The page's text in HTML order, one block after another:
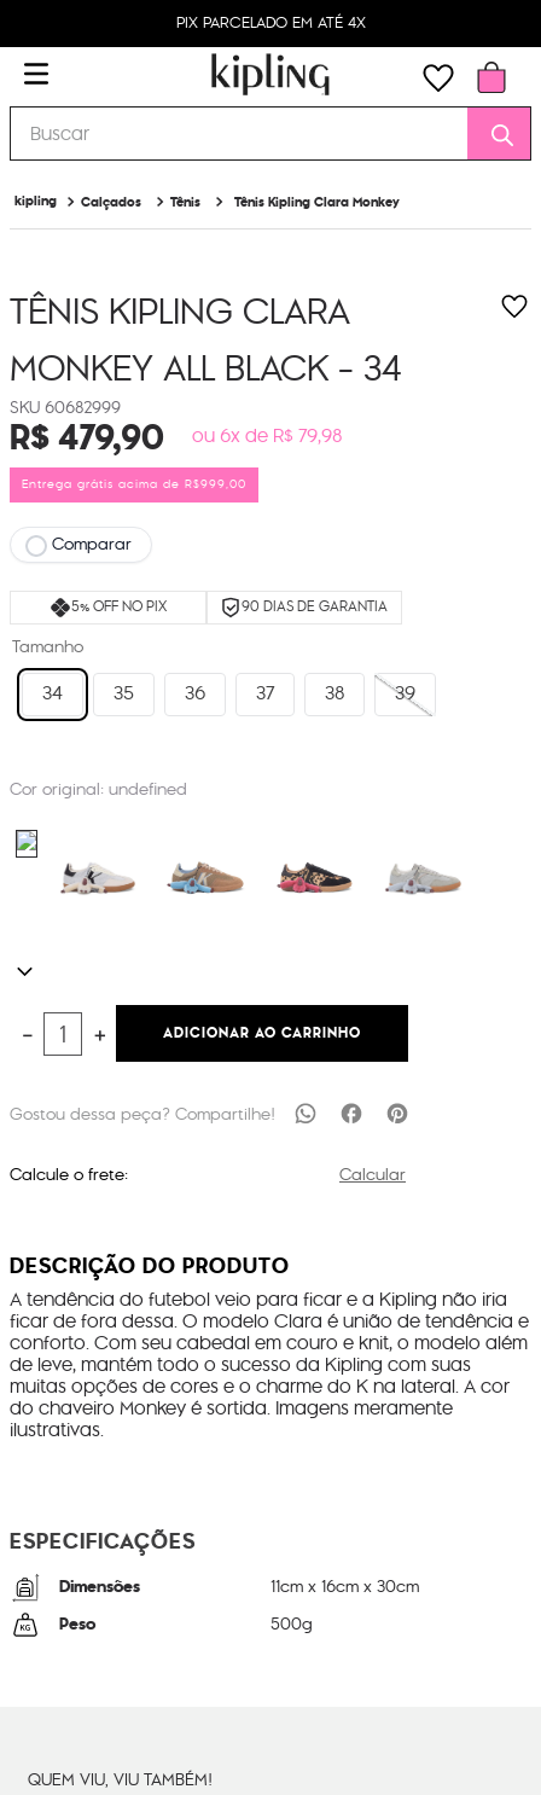
PIX PARCELADO EM ATÉ 4X
Buscar
Calçados Tênis Tênis Kipling Clara Monkey
TÊNIS KIPLING CLARA
MONKEYALL BLACK - 34
60682999
R$479,90 ou 6x de R$ 79,98
Entrega grátis acima de R$999,00
Comparar
5% OFF NO PIX 90 DIAS DE GARANTIA
Tamanho
34 35 36 37 38 39
Cor original: undefined
＋
－ ADICIONAR AO CARRINHO
Calcule o frete: Calcular
DESCRIÇÃO DO PRODUTO
A tendência do futebol veio para ficar e a Kipling não iria
ficar de fora dessa. O modelo Clara é união de tendência e
conforto. Com seu cabedal em couro e knit, o modelo além
de leve, mantém todo o sucesso da Kipling com suas
muitas opções de cores e o charme do K na lateral. A cor
do chaveiro Monkey é sortida. Imagens meramente
ilustrativas.
ESPECIFICAÇÕES
Dimensões 11cm x16cm x30cm
Peso 500g
QUEM VIU, VIU TAMBÉM!